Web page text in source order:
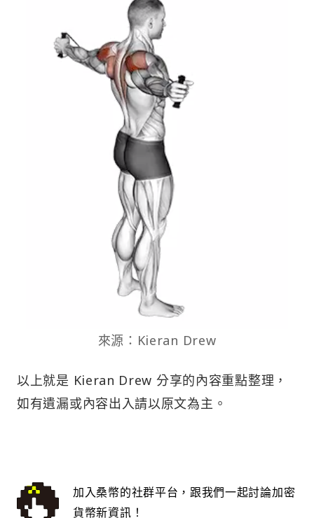
來源：Kieran Drew
以上就是 Kieran Drew 分享的內容重點整理，
如有遺漏或內容出入請以原文為主。
加入桑幣的社群平台，跟我們一起討論加密
貨幣新資訊！